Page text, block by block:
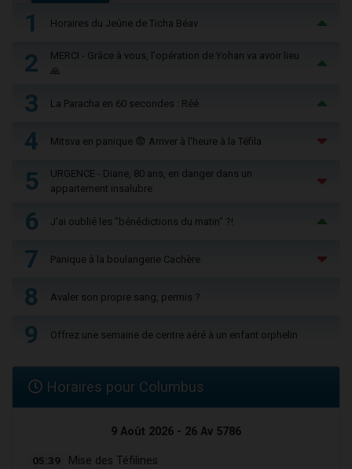
1 Horaires du Jeûne de Ticha Béav
2
MERCI - Grâce à vous, l'opération de Yohan va avoir lieu
🙏
3 La Paracha en 60 secondes : Réé
4 Mitsva en panique 😨 Arriver à l'heure à la Téfila
5
URGENCE - Diane, 80 ans, en danger dans un
appartement insalubre
6 J'ai oublié les "bénédictions du matin" ?!
7 Panique à la boulangerie Cachère
8 Avaler son propre sang, permis ?
9 Offrez une semaine de centre aéré à un enfant orphelin
Horaires pour Columbus
9 Août 2026 - 26 Av 5786
05:39 Mise des Téfilines